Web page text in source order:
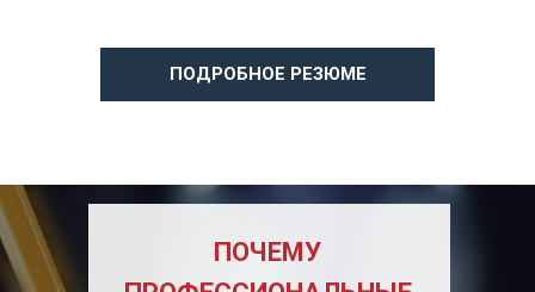
ПОДРОБНОЕ РЕЗЮМЕ
ПОЧЕМУ